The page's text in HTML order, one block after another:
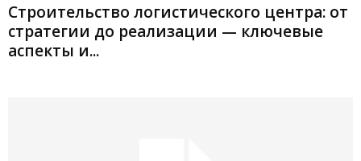
Строительство логистического центра: от
стратегии до реализации — ключевые
аспекты и...